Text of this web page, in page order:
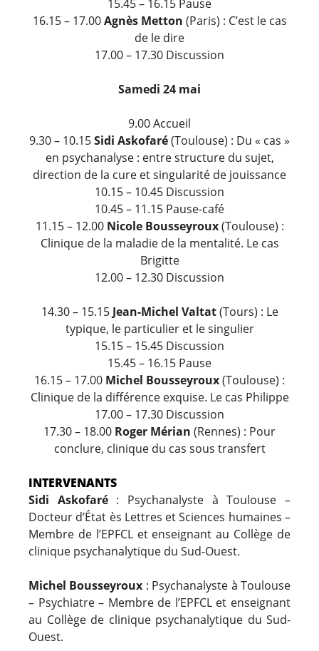
15.45 – 16.15 Pause
16.15 – 17.00Agnès Metton (Paris) : C’est le cas
de le dire
17.00 – 17.30 Discussion
Samedi 24 mai
9.00 Accueil
9.30 – 10.15Sidi Askofaré(Toulouse) : Du « cas »
en psychanalyse : entre structure du sujet,
direction de la cure et singularité de jouissance
10.15 – 10.45 Discussion
10.45 – 11.15 Pause-café
11.15 – 12.00 Nicole Bousseyroux(Toulouse) :
Clinique de la maladie de la mentalité. Le cas
Brigitte
12.00 – 12.30 Discussion
14.30 – 15.15 Jean-Michel Valtat(Tours) : Le
typique, le particulier et le singulier
15.15 – 15.45 Discussion
15.45 – 16.15 Pause
16.15 – 17.00 Michel Bousseyroux(Toulouse) :
Clinique de la différence exquise. Le cas Philippe
17.00 – 17.30 Discussion
17.30 – 18.00 Roger Mérian (Rennes) : Pour
conclure, clinique du cas sous transfert
INTERVENANTS
Sidi Askofaré: Psychanalyste à Toulouse –
Docteur d’État ès Lettres et Sciences humaines –
Membre de l’EPFCL et enseignant au Collège de
clinique psychanalytique du Sud-Ouest.
Michel Bousseyroux : Psychanalyste à Toulouse
– Psychiatre – Membre de l’EPFCL et enseignant
au Collège de clinique psychanalytique du Sud-
Ouest.